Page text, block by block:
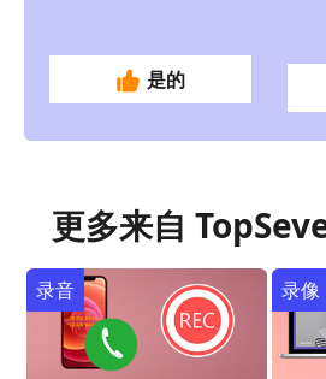
是的
更多来自
录音 录像